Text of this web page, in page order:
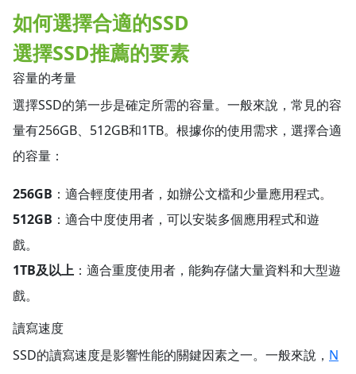
如何選擇合適的SSD
選擇SSD推薦的要素
容量的考量
選擇SSD的第一步是確定所需的容量。一般來說，常見的容
量有256GB、512GB和1TB。根據你的使用需求，選擇合適
的容量：
256GB ：適合輕度使用者，如辦公文檔和少量應用程式。
512GB ：適合中度使用者，可以安裝多個應用程式和遊
戲。
1TB及以上 ：適合重度使用者，能夠存儲大量資料和大型遊
戲。
讀寫速度
SSD的讀寫速度是影響性能的關鍵因素之一。一般來說， N